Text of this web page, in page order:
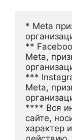
* Meta
**
Meta,
***
Meta,
**** Вся
сайте,
характер